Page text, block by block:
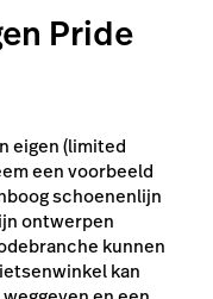
Pride
eigen (limited
een voorbeeld
schoenenlijn
ontwerpen
kunnen
kan